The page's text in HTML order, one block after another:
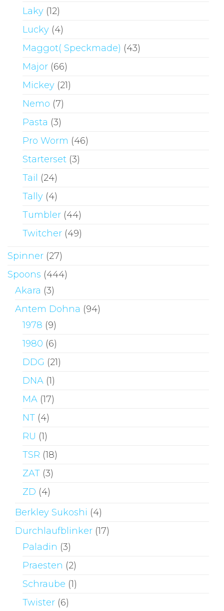
Laky (12)
Lucky (4)
Maggot( Speckmade) (43)
Major (66)
Mickey (21)
Nemo (7)
Pasta (3)
Pro Worm (46)
Starterset (3)
Tail (24)
Tally (4)
Tumbler (44)
Twitcher (49)
Spinner (27)
Spoons (444)
Akara (3)
Antem Dohna (94)
1978 (9)
1980 (6)
DDG (21)
DNA (1)
MA (17)
NT (4)
RU (1)
TSR (18)
ZAT (3)
ZD (4)
Berkley Sukoshi (4)
Durchlaufblinker (17)
Paladin (3)
Praesten (2)
Schraube (1)
Twister (6)